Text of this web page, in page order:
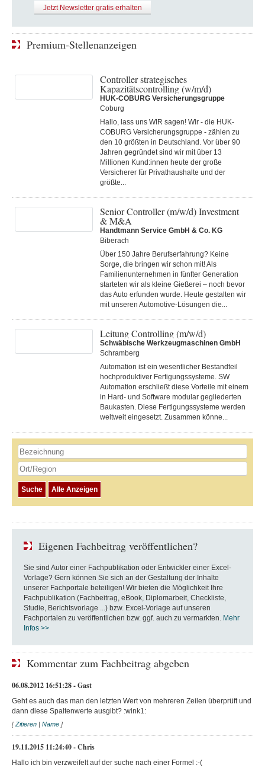
Jetzt Newsletter gratis erhalten
Premium-Stellenanzeigen
Controller strategisches
Kapazitätscontrolling (w/m/d)
HUK-COBURG Versicherungsgruppe
Coburg
Hallo, lass uns WIR sagen! Wir - die HUK-
COBURG Versicherungsgruppe - zählen zu
den 10 größten in Deutschland. Vor über 90
Jahren gegründet sind wir mit über 13
Millionen Kund:innen heute der große
Versicherer für Privathaushalte und der
größte...
Senior Controller (m/w/d) Investment
& M&A
Handtmann Service GmbH & Co. KG
Biberach
Über 150 Jahre Berufserfahrung? Keine
Sorge, die bringen wir schon mit! Als
Familienunternehmen in fünfter Generation
starteten wir als kleine Gießerei – noch bevor
das Auto erfunden wurde. Heute gestalten wir
mit unseren Automotive-Lösungen die...
Leitung Controlling (m/w/d)
Schwäbische Werkzeugmaschinen GmbH
Schramberg
Automation ist ein wesentlicher Bestandteil
hochproduktiver Fertigungssysteme. SW
Automation erschließt diese Vorteile mit einem
in Hard- und Software modular gegliederten
Baukasten. Diese Fertigungs­systeme werden
weltweit eingesetzt. Zusammen könne...
Eigenen Fachbeitrag veröffentlichen?
Sie sind Autor einer Fachpublikation oder Entwickler einer Excel-
Vorlage? Gern können Sie sich an der Gestaltung der Inhalte
unserer Fachportale beteiligen! Wir bieten die Möglichkeit Ihre
Fachpublikation (Fachbeitrag, eBook, Diplomarbeit, Checkliste,
Studie, Berichtsvorlage ...) bzw. Excel-Vorlage auf unseren
Fachportalen zu veröffentlichen bzw. ggf. auch zu vermarkten. Mehr
Infos >>
Kommentar zum Fachbeitrag abgeben
06.08.2012 16:51:28 - Gast
Geht es auch das man den letzten Wert von mehreren Zeilen überprüft und
dann diese Spaltenwerte ausgibt? :wink1:
[Zitieren | Name ]
19.11.2015 11:24:40 - Chris
Hallo ich bin verzweifelt auf der suche nach einer Formel :-(